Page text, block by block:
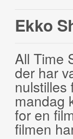
Ekko
All Time
der har
nulstilles
mandag
for en
filmen